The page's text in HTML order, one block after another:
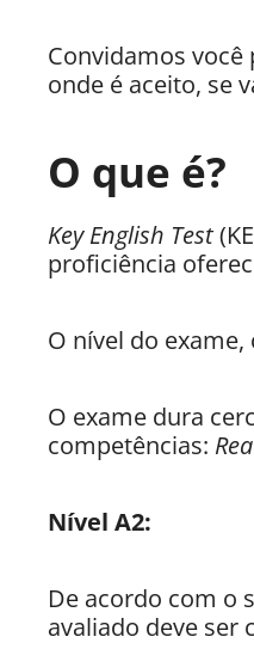
Convidamos
onde é aceito, se
O que é?
Key English Test
proficiência
O nível do
O exame dura
competências:
Nível A2:
De acordo com o
avaliado deve ser